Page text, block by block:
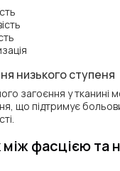
низького ступеня
загоєння у тканині
що підтримує
між фасцією та